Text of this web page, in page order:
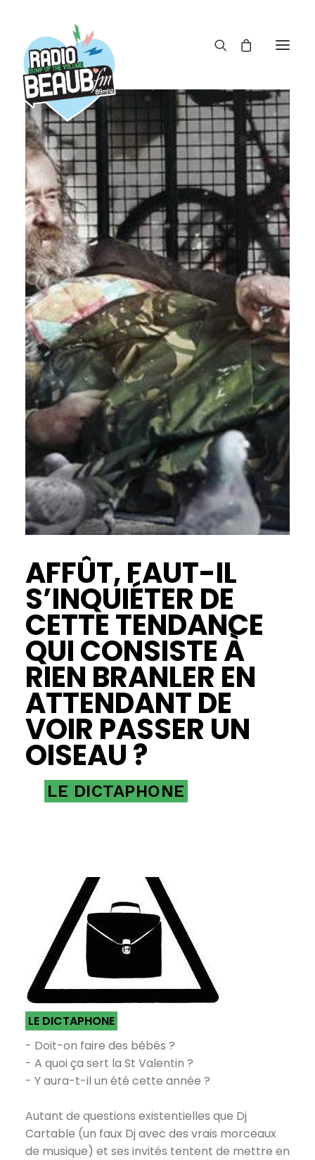
ACTUS
REPLAY
ÉMISSIONS
BOUTIQUE
AFFÛT, FAUT-IL
S’INQUIÉTER DE
CETTE TENDANCE
QUI CONSISTE À
RIEN BRANLER EN
ATTENDANT DE
VOIR PASSER UN
OISEAU ?
LE DICTAPHONE
LE DICTAPHONE
- Doit-on faire des bébés ?
- A quoi ça sert la St Valentin ?
- Y aura-t-il un été cette année ?
Autant de questions existentielles que Dj
Cartable (un faux Dj avec des vrais morceaux
de musique) et ses invités tentent de mettre en